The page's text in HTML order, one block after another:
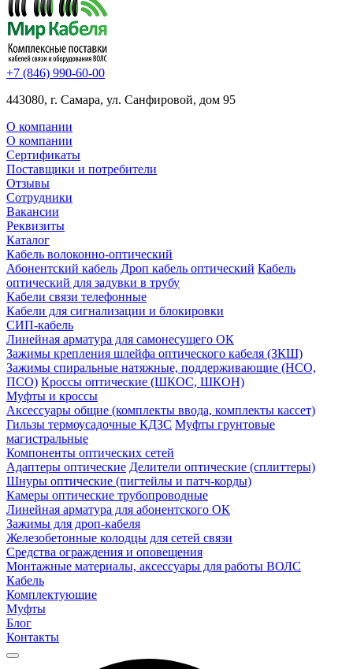
+7 (846) 990-60-00
443080, г. Самара, ул. Санфировой, дом 95
О компании
О компании
Сертификаты
Поставщики и потребители
Отзывы
Сотрудники
Вакансии
Реквизиты
Каталог
Кабель волоконно-оптический
Абонентский кабель Дроп кабель оптический Кабель
оптический для задувки в трубу
Кабели связи телефонные
Кабели для сигнализации и блокировки
СИП-кабель
Линейная арматура для самонесущего ОК
Зажимы крепления шлейфа оптического кабеля (ЗКШ)
Зажимы спиральные натяжные, поддерживающие (НСО,
ПСО) Кроссы оптические (ШКОС, ШКОН)
Муфты и кроссы
Аксессуары общие (комплекты ввода, комплекты кассет)
Гильзы термоусадочные КДЗС Муфты грунтовые
магистральные
Компоненты оптических сетей
Адаптеры оптические Делители оптические (сплиттеры)
Шнуры оптические (пигтейлы и патч-корды)
Камеры оптические трубопроводные
Линейная арматура для абонентского ОК
Зажимы для дроп-кабеля
Железобетонные колодцы для сетей связи
Средства ограждения и оповещения
Монтажные материалы, аксессуары для работы ВОЛС
Кабель
Комплектующие
Муфты
Блог
Контакты